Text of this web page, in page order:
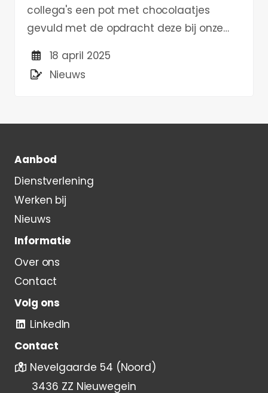
collega's een pot met chocolaatjes
gevuld met de opdracht deze bij onze
verstoppen.
18 april 2025
Nieuws
Aanbod
Dienstverlening
Werken bij
Nieuws
Informatie
Over ons
Contact
Volg ons
LinkedIn
Contact
Nevelgaarde 54 (Noord)
3436 ZZ Nieuwegein